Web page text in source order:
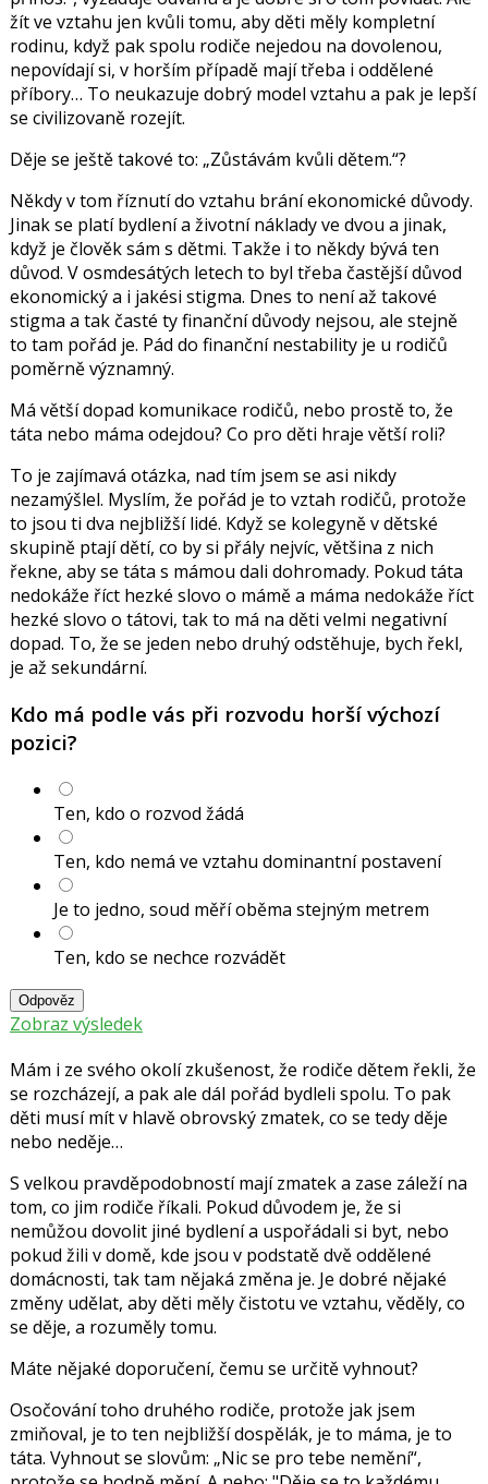
žít ve vztahu jen kvůli tomu, aby děti měly kompletní
rodinu, když pak spolu rodiče nejedou na dovolenou,
nepovídají si, v horším případě mají třeba i oddělené
příbory… To neukazuje dobrý model vztahu a pak je lepší
se civilizovaně rozejít.
Děje se ještě takové to: „Zůstávám kvůli dětem.“?
Někdy v tom říznutí do vztahu brání ekonomické důvody.
Jinak se platí bydlení a životní náklady ve dvou a jinak,
když je člověk sám s dětmi. Takže i to někdy bývá ten
důvod. V osmdesátých letech to byl třeba častější důvod
ekonomický a i jakési stigma. Dnes to není až takové
stigma a tak časté ty finanční důvody nejsou, ale stejně
to tam pořád je. Pád do finanční nestability je u rodičů
poměrně významný.
Má větší dopad komunikace rodičů, nebo prostě to, že
táta nebo máma odejdou? Co pro děti hraje větší roli?
To je zajímavá otázka, nad tím jsem se asi nikdy
nezamýšlel. Myslím, že pořád je to vztah rodičů, protože
to jsou ti dva nejbližší lidé. Když se kolegyně v dětské
skupině ptají dětí, co by si přály nejvíc, většina z nich
řekne, aby se táta s mámou dali dohromady. Pokud táta
nedokáže říct hezké slovo o mámě a máma nedokáže říct
hezké slovo o tátovi, tak to má na děti velmi negativní
dopad. To, že se jeden nebo druhý odstěhuje, bych řekl,
je až sekundární.
Kdo má podle vás při rozvodu horší výchozí
pozici?
Ten, kdo o rozvod žádá
Ten, kdo nemá ve vztahu dominantní postavení
Je to jedno, soud měří oběma stejným metrem
Ten, kdo se nechce rozvádět
Odpověz
Zobraz výsledek
Mám i ze svého okolí zkušenost, že rodiče dětem řekli, že
se rozcházejí, a pak ale dál pořád bydleli spolu. To pak
děti musí mít v hlavě obrovský zmatek, co se tedy děje
nebo neděje…
S velkou pravděpodobností mají zmatek a zase záleží na
tom, co jim rodiče říkali. Pokud důvodem je, že si
nemůžou dovolit jiné bydlení a uspořádali si byt, nebo
pokud žili v domě, kde jsou v podstatě dvě oddělené
domácnosti, tak tam nějaká změna je. Je dobré nějaké
změny udělat, aby děti měly čistotu ve vztahu, věděly, co
se děje, a rozuměly tomu.
Máte nějaké doporučení, čemu se určitě vyhnout?
Osočování toho druhého rodiče, protože jak jsem
zmiňoval, je to ten nejbližší dospělák, je to máma, je to
táta. Vyhnout se slovům: „Nic se pro tebe nemění“,